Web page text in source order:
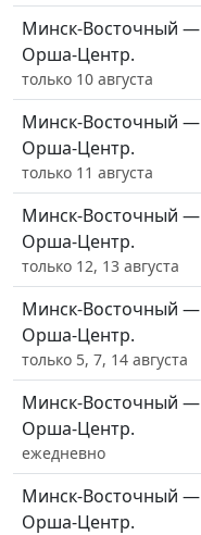
Минск-Восточный —
Орша-Центр.
только 10 августа
Минск-Восточный —
Орша-Центр.
только 11 августа
Минск-Восточный —
Орша-Центр.
только 12, 13 августа
Минск-Восточный —
Орша-Центр.
только 5, 7, 14 августа
Минск-Восточный —
Орша-Центр.
ежедневно
Минск-Восточный —
Орша-Центр.